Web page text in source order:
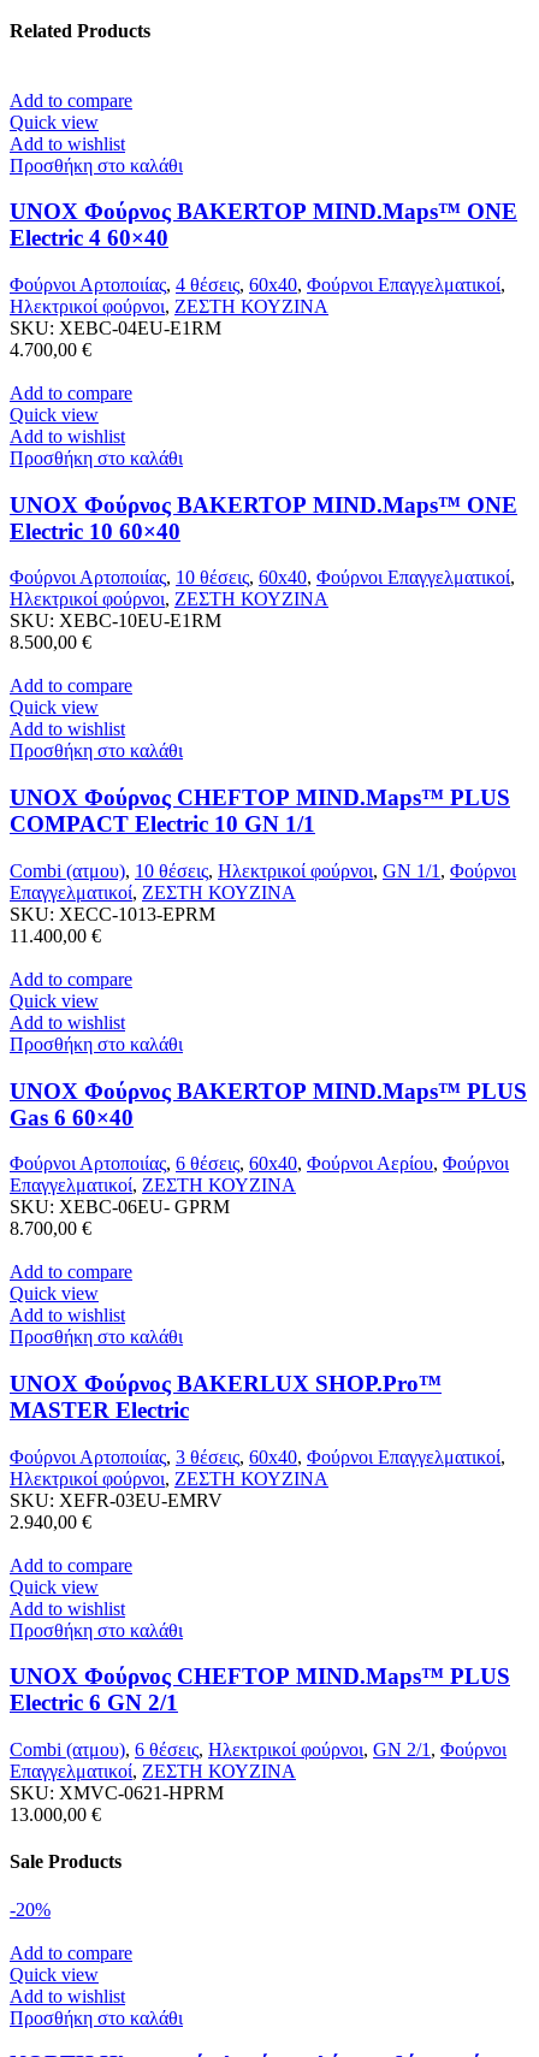
Related Products
Add to compare
Quick view
Add to wishlist
Προσθήκη στο καλάθι
UNOX Φούρνος BAKERTOP MIND.Maps™ ONE
Electric 4 60×40
Φούρνοι Αρτοποιίας, 4 θέσεις, 60x40, Φούρνοι Επαγγελματικοί,
Ηλεκτρικοί φούρνοι, ΖΕΣΤΗ ΚΟΥΖΙΝΑ
SKU: XEBC-04EU-E1RM
4.700,00 €
Add to compare
Quick view
Add to wishlist
Προσθήκη στο καλάθι
UNOX Φούρνος BAKERTOP MIND.Maps™ ONE
Electric 10 60×40
Φούρνοι Αρτοποιίας, 10 θέσεις, 60x40, Φούρνοι Επαγγελματικοί,
Ηλεκτρικοί φούρνοι, ΖΕΣΤΗ ΚΟΥΖΙΝΑ
SKU: XEBC-10EU-E1RM
8.500,00 €
Add to compare
Quick view
Add to wishlist
Προσθήκη στο καλάθι
UNOX Φούρνος CHEFTOP MIND.Maps™ PLUS
COMPACT Electric 10 GN 1/1
Combi (ατμου), 10 θέσεις, Ηλεκτρικοί φούρνοι, GN 1/1 , Φούρνοι
Επαγγελματικοί, ΖΕΣΤΗ ΚΟΥΖΙΝΑ
SKU: XECC-1013-EPRM
11.400,00 €
Add to compare
Quick view
Add to wishlist
Προσθήκη στο καλάθι
UNOX Φούρνος BAKERTOP MIND.Maps™ PLUS
Gas 6 60×40
Φούρνοι Αρτοποιίας, 6 θέσεις, 60x40, Φούρνοι Αερίου, Φούρνοι
Επαγγελματικοί, ΖΕΣΤΗ ΚΟΥΖΙΝΑ
SKU: XEBC-06EU- GPRM
8.700,00 €
Add to compare
Quick view
Add to wishlist
Προσθήκη στο καλάθι
UNOX Φούρνος BAKERLUX SHOP.Pro™
MASTER Electric
Φούρνοι Αρτοποιίας, 3 θέσεις, 60x40, Φούρνοι Επαγγελματικοί,
Ηλεκτρικοί φούρνοι, ΖΕΣΤΗ ΚΟΥΖΙΝΑ
SKU: XEFR-03EU-EMRV
2.940,00 €
Add to compare
Quick view
Add to wishlist
Προσθήκη στο καλάθι
UNOX Φούρνος CHEFTOP MIND.Maps™ PLUS
Electric 6 GN 2/1
Combi (ατμου), 6 θέσεις, Ηλεκτρικοί φούρνοι, GN 2/1 , Φούρνοι
Επαγγελματικοί, ΖΕΣΤΗ ΚΟΥΖΙΝΑ
SKU: XMVC-0621-HPRM
13.000,00 €
Sale Products
-20%
Add to compare
Quick view
Add to wishlist
Προσθήκη στο καλάθι